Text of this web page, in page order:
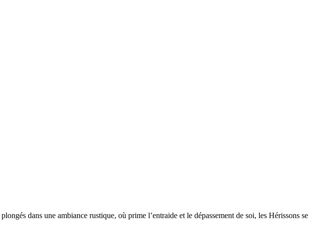
dans une ambiance rustique, où prime l’entraide et le dépassement de soi, les Hérissons se